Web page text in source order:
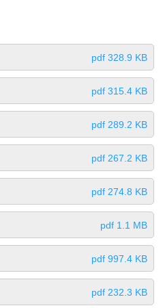
pdf 328.9 KB
pdf 315.4 KB
pdf 289.2 KB
pdf 267.2 KB
pdf 274.8 KB
pdf 1.1 MB
pdf 997.4 KB
pdf 232.3 KB